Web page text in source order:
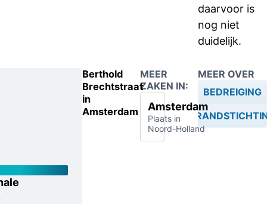
daarvoor is
nog niet
duidelijk.
Berthold
Brechtstraat
in
Amsterdam
MEER
ZAKEN IN:
Amsterdam
Plaats in
Noord-Holland
MEER OVER
BEDREIGING